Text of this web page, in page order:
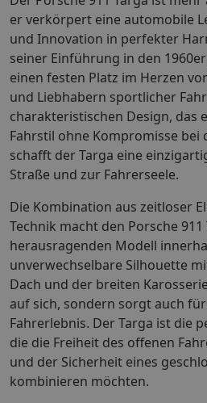
er verkörpert eine automobile
und Innovation in perfekter
seiner Einführung in den
einen festen Platz im Herzen
und Liebhabern sportlicher
charakteristischen Design, das
Fahrstil ohne Kompromisse bei
schafft der Targa eine
Straße und zur Fahrerseele.
Die Kombination aus zeitloser
Technik macht den Porsche
herausragenden Modell
unverwechselbare Silhouette
Dach und der breiten
auf sich, sondern sorgt auch
Fahrerlebnis. Der Targa ist die
die die Freiheit des offenen
und der Sicherheit eines
kombinieren möchten.